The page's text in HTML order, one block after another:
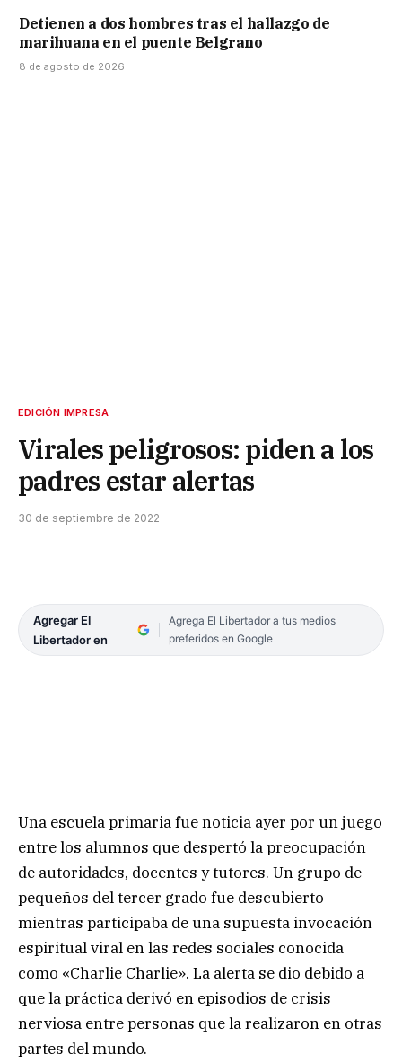
Detienen a dos hombres tras el hallazgo de
marihuana en el puente Belgrano
8 de agosto de 2026
EDICIÓN IMPRESA
Virales peligrosos: piden a los
padres estar alertas
30 de septiembre de 2022
Agregar El
Libertador en
Agrega El Libertador a tus medios
preferidos en Google
Una escuela primaria fue noticia ayer por un juego
entre los alumnos que despertó la preocupación
de autoridades, docentes y tutores. Un grupo de
pequeños del tercer grado fue descubierto
mientras participaba de una supuesta invocación
espiritual viral en las redes sociales conocida
como «Charlie Charlie». La alerta se dio debido a
que la práctica derivó en episodios de crisis
nerviosa entre personas que la realizaron en otras
partes del mundo.